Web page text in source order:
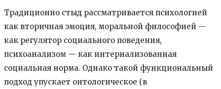
Традиционно стыд рассматривается психологией
как вторичная эмоция, моральной философией —
как регулятор социального поведения,
психоанализом — как интернализованная
социальная норма. Однако такой функциональный
подход упускает онтологическое (в